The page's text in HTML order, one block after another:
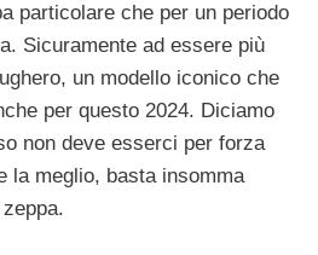
particolare che per un periodo
Sicuramente ad essere più
un modello iconico che
per questo 2024. Diciamo
non deve esserci per forza
la meglio, basta insomma